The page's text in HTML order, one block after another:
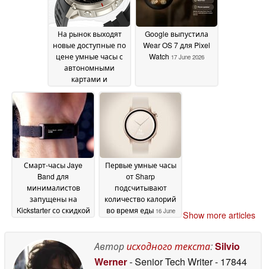
На рынок выходят
новые доступные по
цене умные часы с
автономными
картами и
GPS
17 June 2026
Google выпустила
Wear OS 7 для Pixel
Watch 17 June 2026
Смарт-часы Jaye
Band для
минималистов
запущены на
Kickstarter со скидкой
Первые умные часы
от Sharp
подсчитывают
количество калорий
во время еды 16 June
Show more articles
Авторисходного текста:Silvio
Werner- Senior Tech Writer- 17844